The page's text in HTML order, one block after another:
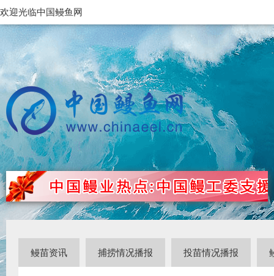
欢迎光临中国鳗鱼网
鳗苗资讯 捕捞情况播报 投苗情况播报